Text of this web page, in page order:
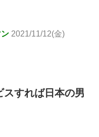
2021/11/12(金)
すれば日本の男